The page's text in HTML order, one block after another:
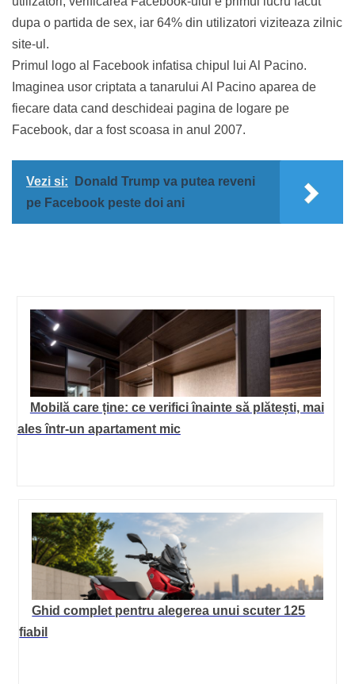
dupa o partida de sex, iar 64% din utilizatori viziteaza zilnic
site-ul.
Primul logo al Facebook infatisa chipul lui Al Pacino.
Imaginea usor criptata a tanarului Al Pacino aparea de
fiecare data cand deschideai pagina de logare pe
Facebook, dar a fost scoasa in anul 2007.
Vezi si:
Donald Trump va putea reveni
pe Facebook peste doi ani
Mobilă care ține: ce verifici înainte să plătești, mai
ales într-un apartament mic
Ghid complet pentru alegerea unui scuter 125
fiabil